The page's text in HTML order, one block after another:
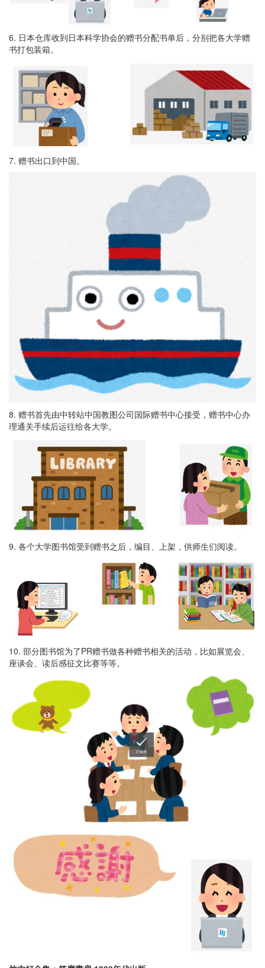
6. 日本仓库收到日本科学协会的赠书分配书单后，分别把各大学赠
书打包装箱。
7. 赠书出口到中国。
8. 赠书首先由中转站中国教图公司国际赠书中心接受，赠书中心办
理通关手续后运往给各大学。
9. 各个大学图书馆受到赠书之后，编目、上架，供师生们阅读。
10. 部分图书馆为了PR赠书做各种赠书相关的活动，比如展览会、
座谈会、读后感征文比赛等等。